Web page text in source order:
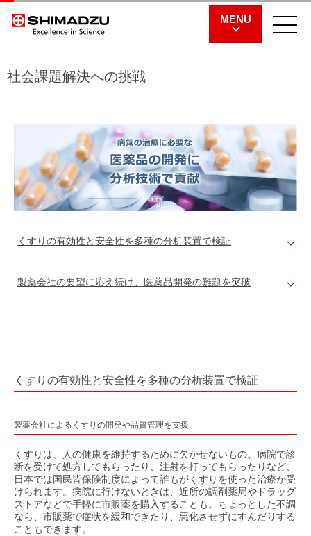
MENU
社会課題解決への挑戦
くすりの有効性と安全性を多種の分析装置で検証
製薬会社の要望に応え続け、医薬品開発の難題を突破
くすりの有効性と安全性を多種の分析装置で検証
製薬会社によるくすりの開発や品質管理を支援
くすりは、人の健康を維持するために欠かせないもの。病院で診
断を受けて処方してもらったり、注射を打ってもらったりなど、
日本では国民皆保険制度によって誰もがくすりを使った治療が受
けられます。病院に行けないときは、近所の調剤薬局やドラッグ
ストアなどで手軽に市販薬を購入することも。ちょっとした不調
なら、市販薬で症状を緩和できたり、悪化させずにすんだりする
こともできます。